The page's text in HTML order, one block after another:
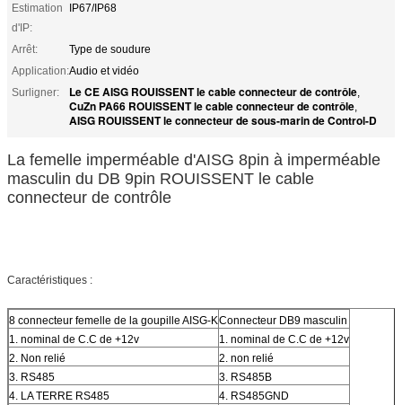
Estimation
d'IP:
IP67/IP68
Arrêt:
Type de soudure
Application:Audio et vidéo
Surligner:
Le CE AISG ROUISSENT le cable connecteur de contrôle,
CuZn PA66 ROUISSENT le cable connecteur de contrôle,
AISG ROUISSENT le connecteur de sous-marin de Control-D
La femelle imperméable d'AISG 8pin à imperméable
masculin du DB 9pin ROUISSENT le cable
connecteur de contrôle
Caractéristiques :
8 connecteur femelle de la goupille AISG-KConnecteur DB9 masculin
1. nominal de C.C de +12v
1. nominal de C.C de +12v
2. Non relié
2. non relié
3. RS485
3. RS485B
4. LA TERRE RS485
4. RS485GND